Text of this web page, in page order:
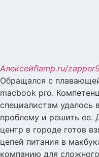
Алексейflamp.ru/
Обращался с
macbook pro.
специалистам удалось
проблему и решить ее.
центр в городе готов
цепей питания в
компанию для